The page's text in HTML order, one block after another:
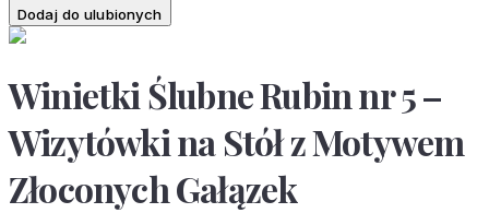
Dodaj do ulubionych
Winietki Ślubne Rubin nr 5 –
Wizytówki na Stół z Motywem
Złoconych Gałązek